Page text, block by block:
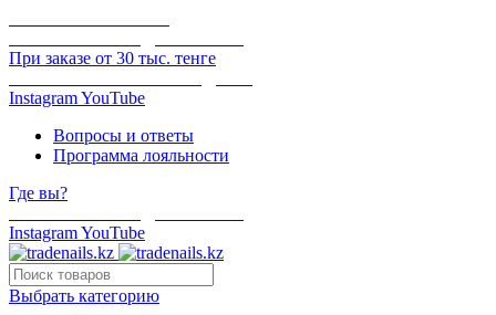
При заказе от 30 тыс. тенге
InstagramYouTube
Вопросы и ответы
Программа лояльности
Где вы?
InstagramYouTube
Выбрать категорию